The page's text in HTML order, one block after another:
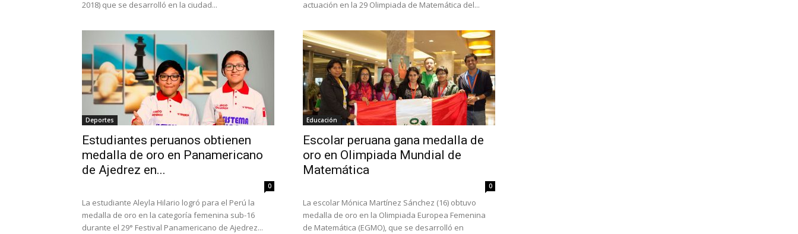
2018) que se desarrolló en la ciudad...
actuación en la 29 Olimpiada de Matemática del...
Deportes
Estudiantes peruanos obtienen
medalla de oro en Panamericano
de Ajedrez en...
0
La estudiante Aleyla Hilario logró para el Perú la
medalla de oro en la categoría femenina sub-16
durante el 29° Festival Panamericano de Ajedrez...
Educación
Escolar peruana gana medalla de
oro en Olimpiada Mundial de
Matemática
0
La escolar Mónica Martínez Sánchez (16) obtuvo
medalla de oro en la Olimpiada Europea Femenina
de Matemática (EGMO), que se desarrolló en